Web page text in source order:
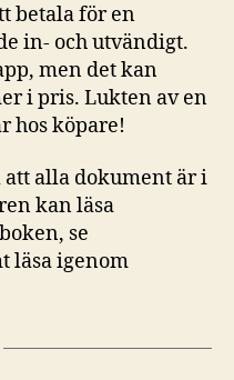
betala för en
in- och utvändigt.
men det kan
i pris. Lukten av en
hos köpare!
att alla dokument är i
kan läsa
se
läsa igenom